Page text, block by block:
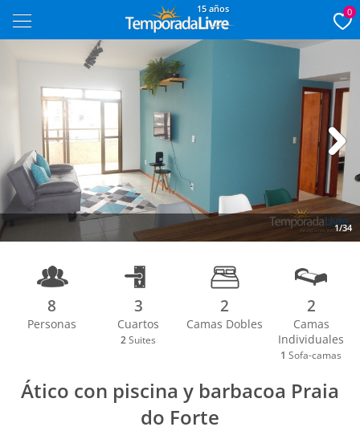
15 años 0
1/34
Next
8
Personas
3
Cuartos
2 Suites
2
Camas Dobles
2
Camas
Individuales
1 Sofa-camas
Ático con piscina y barbacoa Praia
do Forte